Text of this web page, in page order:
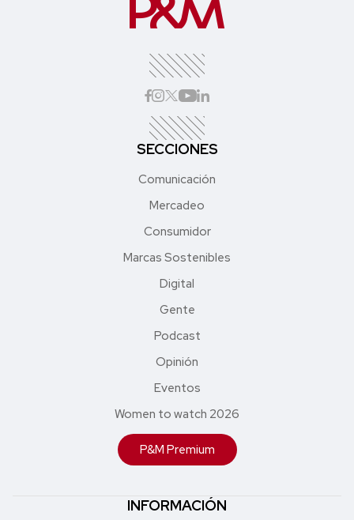
SECCIONES
Comunicación
Mercadeo
Consumidor
Marcas Sostenibles
Digital
Gente
Podcast
Opinión
Eventos
Women to watch 2026
P&M Premium
INFORMACIÓN